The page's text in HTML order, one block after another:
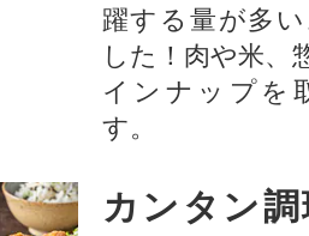
躍する量が多
した！肉や米、
インナップを
す。
カンタン